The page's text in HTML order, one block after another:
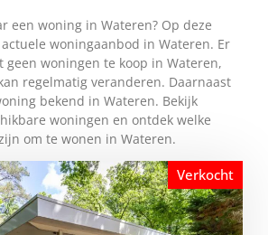
een woning in Wateren? Op deze
woningaanbod in Wateren. Er
woningen te koop in Wateren,
regelmatig veranderen. Daarnaast
bekend in Wateren. Bekijk
woningen en ontdek welke
om te wonen in Wateren.
Verkocht